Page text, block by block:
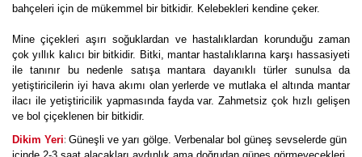
bahçeleri için de mükemmel bir bitkidir. Kelebekleri kendine çeker.
Mine çiçekleri aşırı soğuklardan ve hastalıklardan korunduğu zaman
çok yıllık kalıcı bir bitkidir. Bitki, mantar hastalıklarına karşı hassasiyeti
ile tanınır bu nedenle satışa mantara dayanıklı türler sunulsa da
yetiştiricilerin iyi hava akımı olan yerlerde ve mutlaka el altında mantar
ilacı ile yetiştiricilik yapmasında fayda var. Zahmetsiz çok hızlı gelişen
ve bol çiçeklenen bir bitkidir.
Dikim Yeri: Güneşli ve yarı gölge. Verbenalar bol güneş sevselerde gün